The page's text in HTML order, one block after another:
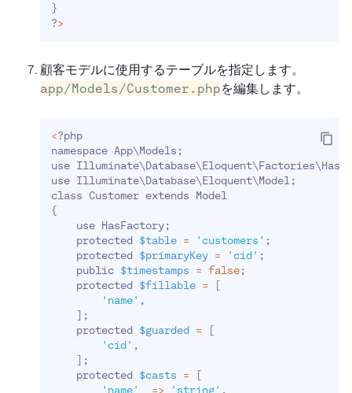
}
?>
顧客モデルに使用するテーブルを指定します。
app/Models/Customer.phpを編集します。
<?php
namespace App\Models ;
use Illuminate\Database\Eloquent\Factories\
use Illuminate\Database\Eloquent\Model ;
class Customer extends Model
{
    use HasFactory
;
    protected
$table = 'customers' ;
    protected
$primaryKey = 'cid' ;
    public
$timestamps = false;
    protected
$fillable =
[
'name' ,
] ;
    protected
$guarded =
[
'cid' ,
] ;
    protected
$casts =
[
'name'
=> 'string' ,